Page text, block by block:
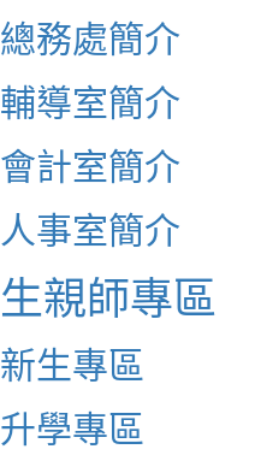
總務處簡介
輔導室簡介
會計室簡介
人事室簡介
生親師專區
新生專區
升學專區